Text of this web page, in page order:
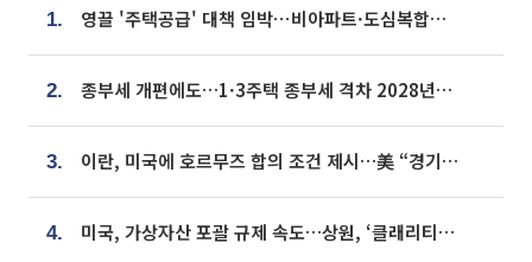
1. 영끌 '주택공급' 대책 임박⋯비아파트·도심복합까지 총동원
2. 종부세 개편에도…1·3주택 종부세 격차 2028년부터 확대
3. 이란, 미국에 호르무즈 합의 조건 제시…美 “경기 아직 안 끝나” [종합]
4. 미국, 가상자산 포괄 규제 속도…상원, ‘클래리티법’ 9월 절차투표 추진